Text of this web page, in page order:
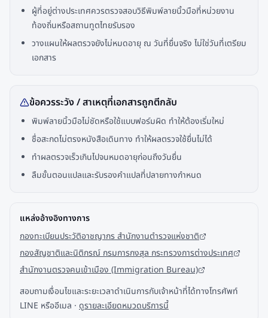
ผู้ที่อยู่ต่างประเทศควรตรวจสอบวิธีพิมพ์ลายนิ้วมือที่หน่วยงาน
ท้องถิ่นหรือสถานทูตไทยรับรอง
วางแผนให้ผลตรวจยังไม่หมดอายุ ณ วันที่ยื่นจริง ไม่ใช่วันที่เตรียม
เอกสาร
ข้อควรระวัง / สาเหตุที่เอกสารถูกตีกลับ
พิมพ์ลายนิ้วมือไม่ชัดหรือใช้แบบฟอร์มผิด ทำให้ต้องเริ่มใหม่
ชื่อสะกดไม่ตรงหนังสือเดินทาง ทำให้ผลตรวจใช้ยื่นไม่ได้
ทำผลตรวจเร็วเกินไปจนหมดอายุก่อนถึงวันยื่น
ลืมขั้นตอนแปลและรับรองคำแปลที่ปลายทางกำหนด
แหล่งอ้างอิงทางการ
กองทะเบียนประวัติอาชญากร สำนักงานตำรวจแห่งชาติ
กองสัญชาติและนิติกรณ์ กรมการกงสุล กระทรวงการต่างประเทศ
สำนักงานตรวจคนเข้าเมือง (Immigration Bureau)
สอบถามเงื่อนไขและระยะเวลาดำเนินการกับเจ้าหน้าที่ได้ทางโทรศัพท์
LINE หรืออีเมล · ดูรายละเอียดหมวดบริการนี้